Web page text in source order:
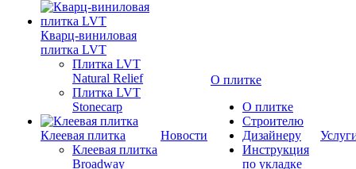
Кварц-виниловая
плитка LVT
Плитка LVT
Natural Relief
Плитка LVT
Stonecarp
Клеевая плитка
Клеевая плитка
Broadway
Новости
О плитке
О плитке
Строителю
Дизайнеру
Инструкция
по укладке